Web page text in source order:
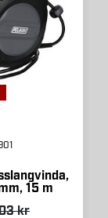
15 m
kr